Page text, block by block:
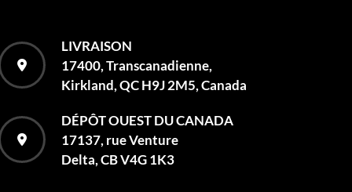
DÉPÔT OUEST DU CANADA
17137, rue Venture
Delta, CB V4G 1K3
LIVRAISON
17400, Transcanadienne,
Kirkland, QC H9J 2M5, Canada